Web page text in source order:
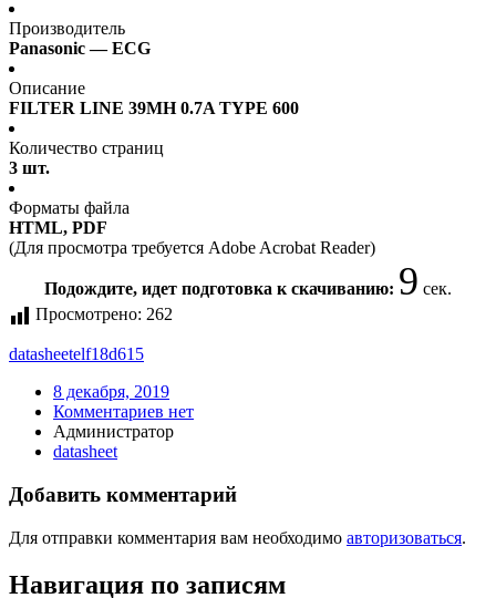
Производитель
Panasonic — ECG
Описание
FILTER LINE 39MH 0.7A TYPE 600
Количество страниц
3 шт.
Форматы файла
HTML, PDF
(Для просмотра требуется Adobe Acrobat Reader)
Подождите, идет подготовка к скачиванию: 9 сек.
Просмотрено: 262
datasheetelf18d615
8 декабря, 2019
Комментариев нет
Администратор
datasheet
Добавить комментарий
Для отправки комментария вам необходимо авторизоваться.
Навигация по записям